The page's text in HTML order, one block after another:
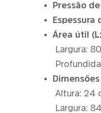
Pressão
Espessura
Área útil
Largura:
Altura: 24
Largura: